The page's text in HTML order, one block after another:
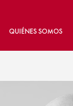
QUIÉNES SOMOS